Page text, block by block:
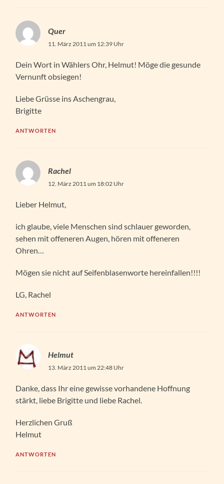
Quer
11. März 2011 um 12:39 Uhr
Dein Wort in Wählers Ohr, Helmut! Möge die gesunde
Vernunft obsiegen!
Liebe Grüsse ins Aschengrau,
Brigitte
ANTWORTEN
Rachel
12. März 2011 um 18:02 Uhr
Lieber Helmut,
ich glaube, viele Menschen sind schlauer geworden,
sehen mit offeneren Augen, hören mit offeneren
Ohren…
Mögen sie nicht auf Seifenblasenworte hereinfallen!!!!
LG, Rachel
ANTWORTEN
Helmut
13. März 2011 um 22:48 Uhr
Danke, dass Ihr eine gewisse vorhandene Hoffnung
stärkt, liebe Brigitte und liebe Rachel.
Herzlichen Gruß
Helmut
ANTWORTEN